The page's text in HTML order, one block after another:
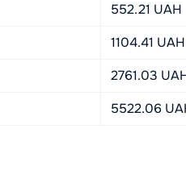
552.21 UAH
1104.41 UAH
2761.03
5522.06